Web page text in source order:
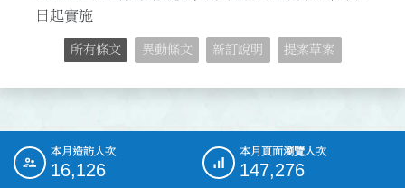
日起實施
所有條文 異動條文 新訂說明 提案草案
::: 本月造訪人次
16,126
本月頁面瀏覽人次
147,276